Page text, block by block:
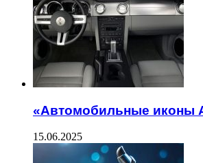
«Автомобильные иконы
15.06.2025